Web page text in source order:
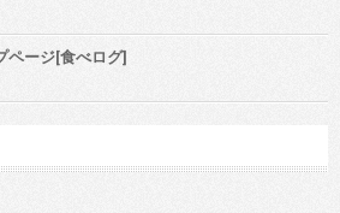
ージ[食べログ]